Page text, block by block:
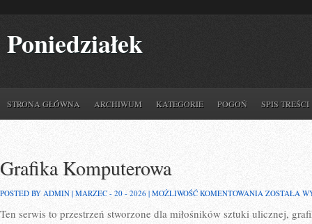
Poniedziałek
STRONA GŁÓWNA ARCHIWUM KATEGORIE POGOŃ SPIS TREŚCI
Grafika Komputerowa
POSTED BY ADMIN | MARZEC - 20 - 2026 | MOŻLIWOŚĆ KOMENTOWANIA GRAFIKA
ZOSTAŁA
Ten serwis to przestrzeń stworzone dla miłośników sztuki ulicznej,